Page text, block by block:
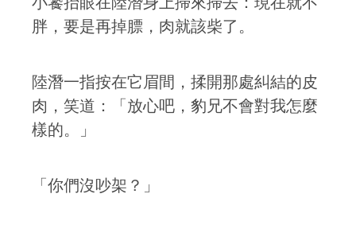
胖，要是再掉膘，肉就該柴了。
陸潛一指按在它眉間，揉開那處糾結的皮
肉，笑道：「放心吧，豹兄不會對我怎麼
樣的。」
「你們沒吵架？」